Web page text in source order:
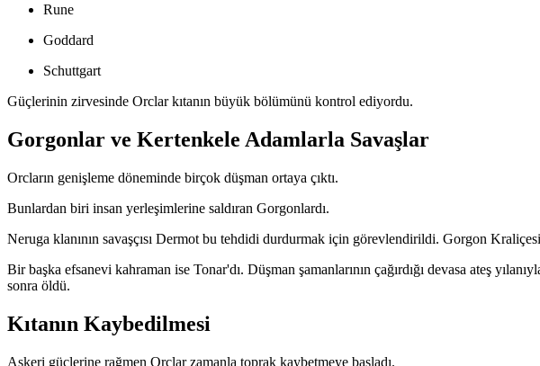
Rune
Goddard
Schuttgart
Güçlerinin zirvesinde Orclar kıtanın büyük bölümünü kontrol ediyordu.
Gorgonlar ve Kertenkele Adamlarla Savaşlar
Orcların genişleme döneminde birçok düşman ortaya çıktı.
Bunlardan biri insan yerleşimlerine saldıran Gorgonlardı.
Neruga klanının savaşçısı Dermot bu tehdidi durdurmak için görevlendirildi. Gorgon
Bir başka efsanevi kahraman ise Tonar'dı. Düşman şamanlarının çağırdığı devasa ateş
sonra öldü.
Kıtanın Kaybedilmesi
Askeri güçlerine rağmen Orclar zamanla toprak kaybetmeye başladı.